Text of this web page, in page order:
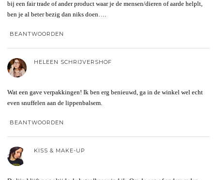
bij een fair trade of ander product waar je de mensen/dieren of aarde helplt,
ben je al beter bezig dan niks doen….
BEANTWOORDEN
HELEEN SCHRIJVERSHOF
Wat een gave verpakkingen! Ik ben erg benieuwd, ga in de winkel wel echt
even snuffelen aan de lippenbalsem.
BEANTWOORDEN
KISS & MAKE-UP